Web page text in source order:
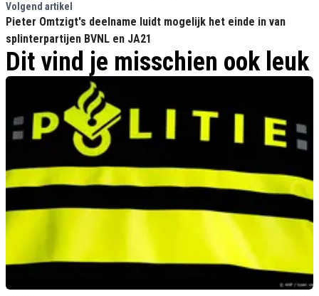
Volgend artikel
Pieter Omtzigt's deelname luidt mogelijk het einde in van
splinterpartijen BVNL en JA21
Dit vind je misschien ook leuk